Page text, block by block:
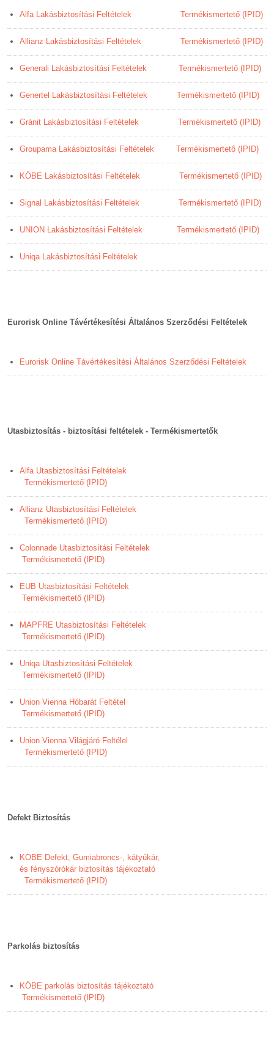
Alfa Lakásbiztosítási Feltételek Termékismertető (IPID)
Allianz Lakásbiztosítási Feltételek Termékismertető (IPID)
Generali Lakásbiztosítási Feltételek Termékismertető (IPID)
Genertel Lakásbiztosítási Feltételek Termékismertető (IPID)
Gránit Lakásbiztosítási Feltételek Termékismertető (IPID)
Groupama Lakásbiztosítási Feltételek Termékismertető (IPID)
KÖBE Lakásbiztosítási Feltételek Termékismertető (IPID)
Signal Lakásbiztosítási Feltételek Termékismertető (IPID)
UNION Lakásbiztosítási Feltételek Termékismertető (IPID)
Uniqa Lakásbiztosítási Feltételek
Eurorisk Online Távértékesítési Általános Szerződési Feltételek
Eurorisk Online Távértékesítési Általános Szerződési Feltételek
Utasbiztosítás - biztosítási feltételek - Termékismertetők
Alfa Utasbiztosítási Feltételek
Termékismertető (IPID)
Allianz Utasbiztosítási Feltételek
Termékismertető (IPID)
Colonnade Utasbiztosítási Feltételek
Termékismertető (IPID)
EUB Utasbiztosítási Feltételek
Termékismertető (IPID)
MAPFRE Utasbiztosítási Feltételek
Termékismertető (IPID)
Uniqa Utasbiztosítási Feltételek
Termékismertető (IPID)
Union Vienna Hóbarát Feltétel
Termékismertető (IPID)
Union Vienna Világjáró Feltélel
Termékismertető (IPID)
Defekt Biztosítás
KÖBE Defekt, Gumiabroncs-, kátyúkár,
és fényszórókár biztosítás tájékoztató
Termékismertető (IPID)
Parkolás biztosítás
KÖBE parkolás biztosítás tájékoztató
Termékismertető (IPID)